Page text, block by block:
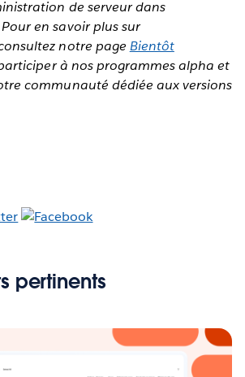
de serveur dans
en savoir plus sur
notre page Bientôt
à nos programmes alpha et
communauté dédiée aux versions
pertinents